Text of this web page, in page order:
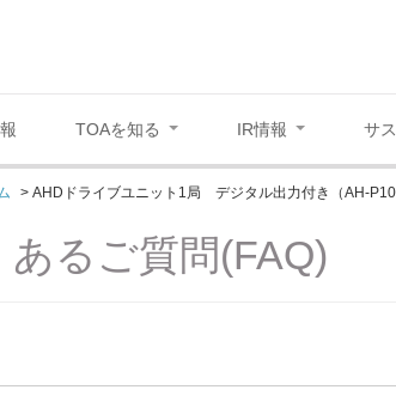
TOAを知る IR情報 サ
> AHDドライブユニット1局 デジタル出力付き（AH-
あるご質問(FAQ)